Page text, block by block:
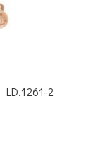
LD.1261-2